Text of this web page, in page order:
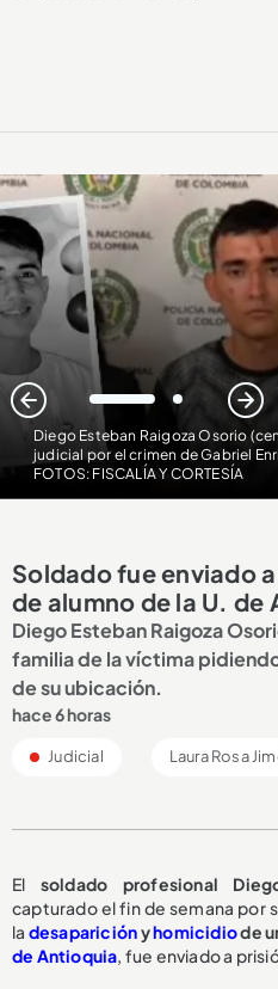
Diego Esteban Raigoza Osorio
judicial por el crimen de Gabriel
FOTOS: FISCALÍA Y CORTESÍA
1 2
Soldado fue enviado
de alumno de la U. de
Diego Esteban Raigoza
familia de la víctima
de su ubicación.
hace 6 horas
Judicial Laura Rosa
El soldado profesional
capturado el fin de semana por
la desapariciónyhomicidiode
de Antioquia, fue enviado a